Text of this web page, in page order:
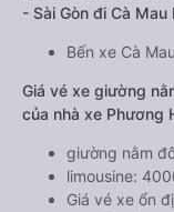
- Sài Gòn đi Cà
Bến xe Cà Mau
Giá vé xe giường
của nhà xe Phương
giường nằm
limousine:
Giá vé xe ổn